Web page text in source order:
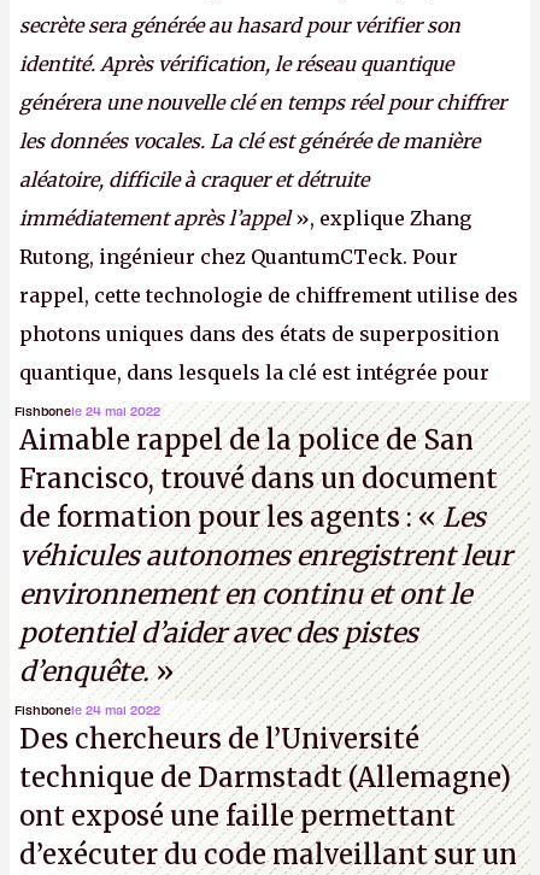
secrète sera générée au hasard pour vérifier son
identité. Après vérification, le réseau quantique
générera une nouvelle clé en temps réel pour chiffrer
les données vocales. La clé est générée de manière
aléatoire, difficile à craquer et détruite
immédiatement après l’appel», explique Zhang
Rutong, ingénieur chez QuantumCTeck. Pour
rappel, cette technologie de chiffrement utilise des
photons uniques dans des états de superposition
quantique, dans lesquels la clé est intégrée pour
garantir une sécurité inconditionnelle entre des
parties distantes. Vous ne comprenez rien ? C’est
normal, ça fait toujours ça avec le quantique.
(Crédit photo : China Telecom)
Fishbonele 24 mai 2022
Aimable rappel de la police de San
Francisco, trouvé dans un document
de formation pour les agents : «Les
véhicules autonomes enregistrent leur
environnement en continu et ont le
potentiel d’aider avec des pistes
d’enquête.»
Fishbonele 24 mai 2022
Des chercheurs de l’Université
technique de Darmstadt (Allemagne)
ont exposé une faille permettant
d’exécuter du code malveillant sur un